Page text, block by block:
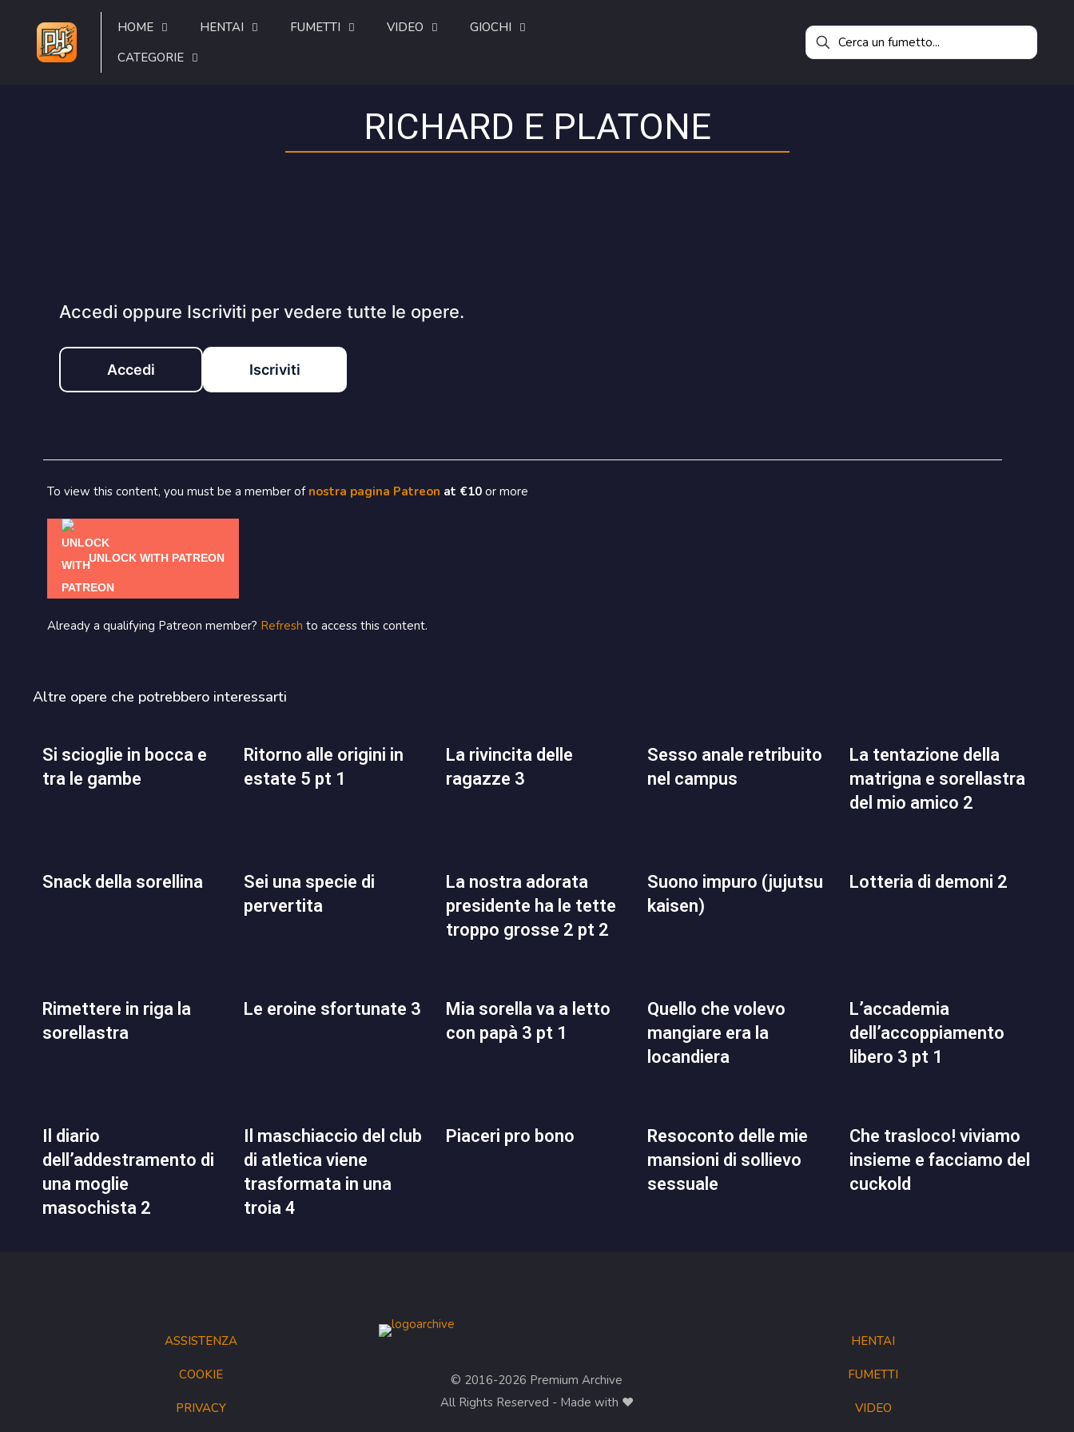
HOME HENTAI FUMETTI VIDEO
GIOCHI
CATEGORIE
RICHARD E PLATONE
Accedi oppure Iscriviti per vedere tutte le opere.
Accedi Iscriviti
To view this content, you must be a member of nostra pagina Patreon at €10 or more
UNLOCK WITH PATREON
Already a qualifying Patreon member? Refresh to access this content.
Altre opere che potrebbero interessarti
si scioglie in bocca e
tra le gambe
ritorno alle origini in
estate 5 pt 1
la rivincita delle
ragazze 3
sesso anale retribuito
nel campus
la tentazione della
matrigna e sorellastra
del mio amico 2
snack della sorellina
sei una specie di
pervertita
la nostra adorata
presidente ha le tette
troppo grosse 2 pt 2
suono impuro (jujutsu
kaisen)
lotteria di demoni 2
rimettere in riga la
sorellastra
le eroine sfortunate 3
mia sorella va a letto
con papà 3 pt 1
quello che volevo
mangiare era la
locandiera
l’accademia
dell’accoppiamento
libero 3 pt 1
il diario
dell’addestramento di
una moglie
masochista 2
il maschiaccio del club
di atletica viene
trasformata in una
troia 4
piaceri pro bono
resoconto delle mie
mansioni di sollievo
sessuale
che trasloco! viviamo
insieme e facciamo del
cuckold
ASSISTENZA
COOKIE
PRIVACY
© 2016-2026 Premium Archive
All Rights Reserved - Made with ❤︎
HENTAI
FUMETTI
VIDEO